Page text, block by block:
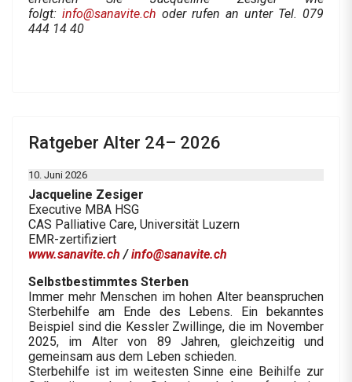
folgt: info@sanavite.ch oder rufen an unter Tel. 079
444 14 40
Ratgeber Alter 24– 2026
10. Juni 2026
Jacqueline Zesiger
Executive MBA HSG
CAS Palliative Care, Universität Luzern
EMR-zertifiziert
www.sanavite.ch /info@sanavite.ch
Selbstbestimmtes Sterben
Immer mehr Menschen im hohen Alter beanspruchen
Sterbehilfe am Ende des Lebens. Ein bekanntes
Beispiel sind die Kessler Zwillinge, die im November
2025, im Alter von 89 Jahren, gleichzeitig und
gemeinsam aus dem Leben schieden.
Sterbehilfe ist im weitesten Sinne eine Beihilfe zur